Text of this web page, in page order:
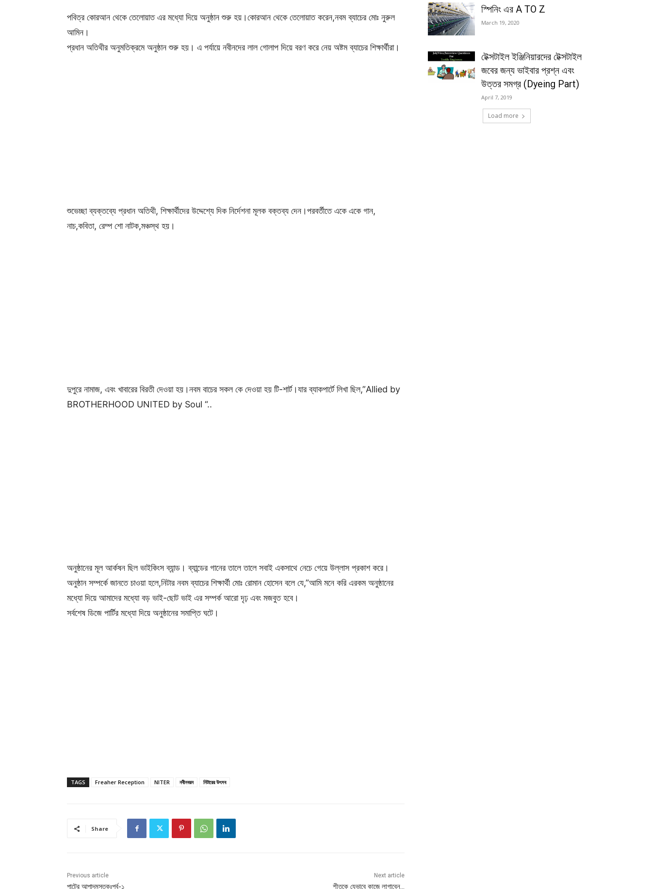
পবিত্র কোরআন থেকে তেলোয়াত এর মধ্যো দিয়ে অনুষ্ঠান শুরু হয়।কোরআন থেকে তেলোয়াত করেন,নবম ব্যাচের মোঃ নুরুল
আমিন।
প্রধান অতিথীর অনুমতিক্রমে অনুষ্ঠান শুরু হয়। এ পর্যায়ে নবীনদের লাল গোলাপ দিয়ে বরণ করে নেয় অষ্টম ব্যাচের শিক্ষার্থীরা।
শুভেচ্ছা ব্যক্তব্যে প্রধান অতিথী, শিক্ষার্থীদের উদ্দেশ্যে দিক নির্দেশনা মূলক বক্তব্য দেন।পরবর্তীতে একে একে গান,
নাচ,কবিতা, রেম্প শো নাটক,মঞ্চস্থ হয়।
দুপুরে নামাজ, এবং খাবারের বিরতী দেওয়া হয়।নবম বাচের সকল কে দেওয়া হয় টি-শার্ট।যার ব্যাকপার্টে লিখা ছিল,”Allied by
BROTHERHOOD UNITED by Soul “..
অনুষ্ঠানের মূল আর্কষন ছিল ভাইকিংস ব্যান্ড। ব্যান্ডের গানের তালে তালে সবাই একসাথে নেচে গেয়ে উল্লাস প্রকাশ করে।
অনুষ্ঠান সম্পর্কে জানতে চাওয়া হলে,নিটার নবম ব্যাচের শিক্ষার্থী মোঃ রোমান হোসেন বলে যে,”আমি মনে করি এরকম অনুষ্ঠানের
মধ্যো দিয়ে আমাদের মধ্যো বড় ভাই-ছোট ভাই এর সম্পর্ক আরো দৃঢ় এবং মজবুত হবে।
সর্বশেষ ডিজে পার্টির মধ্যো দিয়ে অনুষ্ঠানের সমাপ্তি ঘটে।
TAGS Freaher Reception NITER নবীনবরন নিটারের উৎসব
Share
Previous article
পাটের আপাদমস্তকঃপর্ব-১
Next article
শীতকে যেভাবে কাজে লাগাবেন…
স্পিনিং এর A TO Z
March 19, 2020
টেক্সটাইল ইঞ্জিনিয়ারদের টেক্সটাইল
জবের জন্য ভাইবার প্রশ্ন এবং
উত্তর সমগ্র (Dyeing Part)
April 7, 2019
Load more